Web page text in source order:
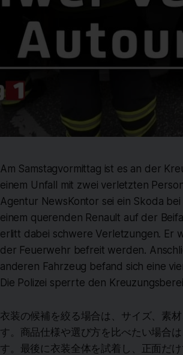
Am Samstagvormittag ist es an der
einem Unfall mit zwei verletzten
Agentur NewsKontor sei ein Skoda
einem querenden Renault auf der
erlitt dabei schwere Verletzungen. Er
der Feuerwehr befreit werden.
anderen Fahrzeug befand sich eine
Die Polizei sperrte den
衣装の候補を絞る場合は、サイズ、素
す。商品仕様や選び方を比べたい場合は
す。最後に衣装全体を試着し、正面だ